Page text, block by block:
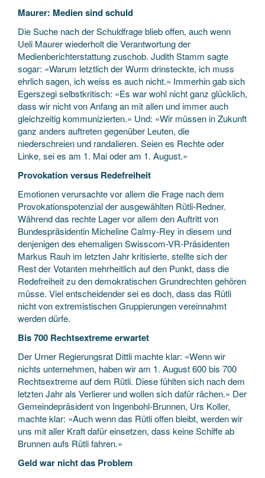
Maurer: Medien sind schuld
Die Suche nach der Schuldfrage blieb offen, auch wenn
Ueli Maurer wiederholt die Verantwortung der
Medienberichterstattung zuschob. Judith Stamm sagte
sogar: «Warum letztlich der Wurm drinsteckte, ich muss
ehrlich sagen, ich weiss es auch nicht.» Immerhin gab sich
Egerszegi selbstkritisch: «Es war wohl nicht ganz glücklich,
dass wir nicht von Anfang an mit allen und immer auch
gleichzeitig kommunizierten.» Und: «Wir müssen in Zukunft
ganz anders auftreten gegenüber Leuten, die
niederschreien und randalieren. Seien es Rechte oder
Linke, sei es am 1. Mai oder am 1. August.»
Provokation versus Redefreiheit
Emotionen verursachte vor allem die Frage nach dem
Provokationspotenzial der ausgewählten Rütli-Redner.
Während das rechte Lager vor allem den Auftritt von
Bundespräsidentin Micheline Calmy-Rey in diesem und
denjenigen des ehemaligen Swisscom-VR-Präsidenten
Markus Rauh im letzten Jahr kritisierte, stellte sich der
Rest der Votanten mehrheitlich auf den Punkt, dass die
Redefreiheit zu den demokratischen Grundrechten gehören
müsse. Viel entscheidender sei es doch, dass das Rütli
nicht von extremistischen Gruppierungen vereinnahmt
werden dürfe.
Bis 700 Rechtsextreme erwartet
Der Urner Regierungsrat Dittli machte klar: «Wenn wir
nichts unternehmen, haben wir am 1. August 600 bis 700
Rechtsextreme auf dem Rütli. Diese fühlten sich nach dem
letzten Jahr als Verlierer und wollen sich dafür rächen.» Der
Gemeindepräsident von Ingenbohl-Brunnen, Urs Koller,
machte klar: «Auch wenn das Rütli offen bleibt, werden wir
uns mit aller Kraft dafür einsetzen, dass keine Schiffe ab
Brunnen aufs Rütli fahren.»
Geld war nicht das Problem